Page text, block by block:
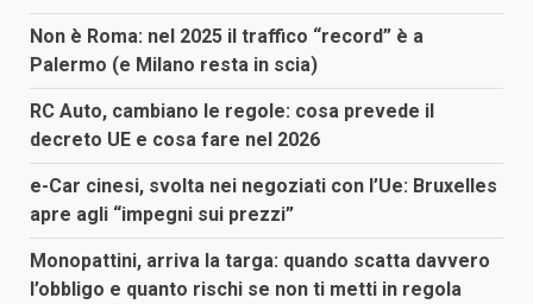
Non è Roma: nel 2025 il traffico “record” è a
Palermo (e Milano resta in scia)
RC Auto, cambiano le regole: cosa prevede il
decreto UE e cosa fare nel 2026
e-Car cinesi, svolta nei negoziati con l’Ue: Bruxelles
apre agli “impegni sui prezzi”
Monopattini, arriva la targa: quando scatta davvero
l’obbligo e quanto rischi se non ti metti in regola